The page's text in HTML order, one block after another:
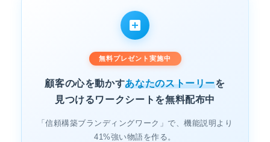
無料プレゼント実施中
顧客の心を動かすあなたのストーリーを
見つけるワークシートを無料配布中
「信頼構築ブランディングワーク」で、機能説明より
41%強い物語を作る。